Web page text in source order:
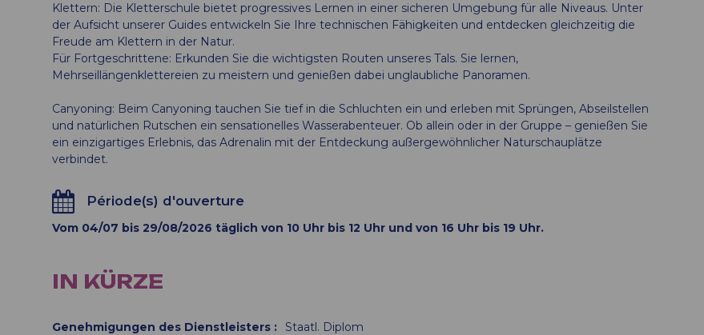
Klettern: Die Kletterschule bietet progressives Lernen in einer sicheren Umgebung für alle Niveaus. Unter
der Aufsicht unserer Guides entwickeln Sie Ihre technischen Fähigkeiten und entdecken gleichzeitig die
Freude am Klettern in der Natur.
Für Fortgeschrittene: Erkunden Sie die wichtigsten Routen unseres Tals. Sie lernen,
Mehrseillängenklettereien zu meistern und genießen dabei unglaubliche Panoramen.
Canyoning: Beim Canyoning tauchen Sie tief in die Schluchten ein und erleben mit Sprüngen, Abseilstellen
und natürlichen Rutschen ein sensationelles Wasserabenteuer. Ob allein oder in der Gruppe – genießen Sie
ein einzigartiges Erlebnis, das Adrenalin mit der Entdeckung außergewöhnlicher Naturschauplätze
verbindet.
Période(s) d'ouverture
Vom 04/07 bis 29/08/2026 täglich von 10 Uhr bis 12 Uhr und von 16 Uhr bis 19 Uhr.
IN KÜRZE
Genehmigungen des Dienstleisters : Staatl. Diplom